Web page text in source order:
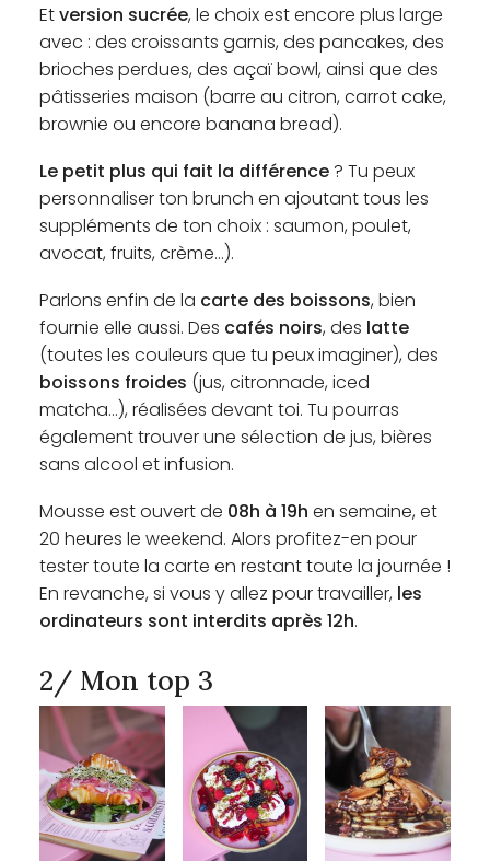
Etversion sucrée, le choix est encore plus large
avec : des croissants garnis, des pancakes, des
brioches perdues, des açaï bowl, ainsi que des
pâtisseries maison (barre au citron, carrot cake,
brownie ou encore banana bread).
Le petit plus qui fait la différence ? Tu peux
personnaliser ton brunch en ajoutant tous les
suppléments de ton choix : saumon, poulet,
avocat, fruits, crème…).
Parlons enfin de la carte des boissons, bien
fournie elle aussi. Des cafés noirs, des latte
(toutes les couleurs que tu peux imaginer), des
boissons froides (jus, citronnade, iced
matcha…), réalisées devant toi. Tu pourras
également trouver une sélection de jus, bières
sans alcool et infusion.
Mousse est ouvert de 08h à 19h en semaine, et
20 heures le weekend. Alors profitez-en pour
tester toute la carte en restant toute la journée !
En revanche, si vous y allez pour travailler, les
ordinateurs sont interdits après 12h.
2/ Mon top 3